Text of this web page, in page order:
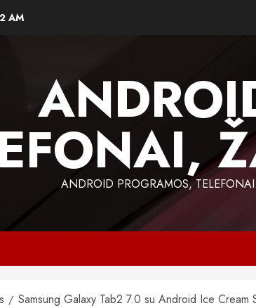
AM
ANDROID PROGRAMOS,
Samsung Galaxy Tab2 7.0 su Android Ice Cream